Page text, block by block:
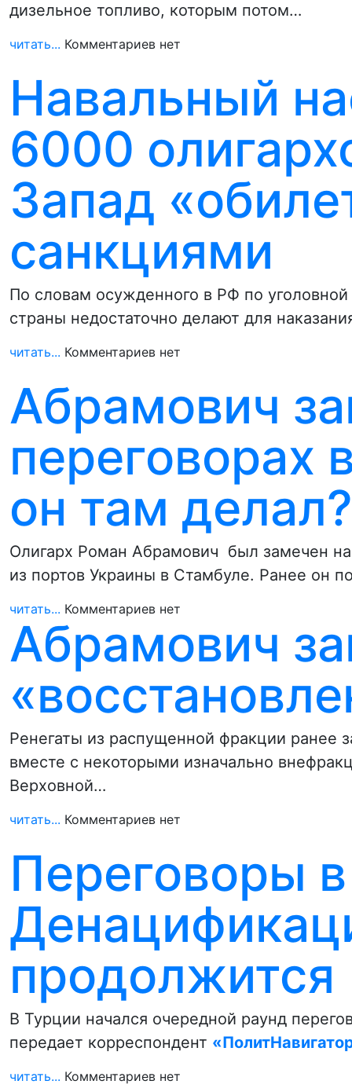
дизельное топливо, которым потом…
читать... Комментариев нет
Навальный
6000
Запад
санкциями
По словам осужденного в РФ по
страны недостаточно делают для
читать... Комментариев нет
Абрамович
переговорах
он там делал?
Олигарх Роман Абрамович был замечен
из портов Украины в Стамбуле. Ранее он
читать... Комментариев нет
Абрамович
Ренегаты из распущенной фракции
вместе с некоторыми изначально
Верховной…
читать... Комментариев нет
Переговоры
продолжится
В Турции начался очередной раунд
передает корреспондент
читать... Комментариев нет